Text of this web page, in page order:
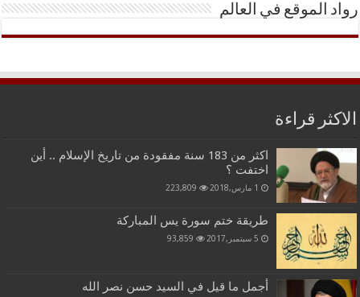
رواد الموقع في العالم
الاكثر قراءة
اكثر من 183 سنة مفقودة من تاريخ الإسلام .. أين
اختفت ؟
1 مارس,2018 223,809
طريقة ختم سورة يس المباركة
5 سبتمبر,2017 93,859
أجمل ما قيل في السيد حسن نصر الله